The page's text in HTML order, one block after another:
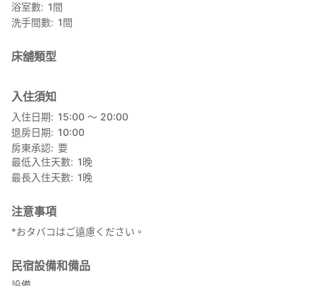
浴室數 1間
洗手間數 1間
床舖類型
入住須知
入住日期
15:00 〜 20:00
退房日期
10:00
房東承認
要
最低入住天數 1晚
最長入住天數 1晚
注意事項
*おタバコはご遠慮ください。
民宿設備和備品